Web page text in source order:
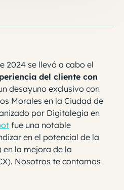
2024 se llevó a cabo el
del cliente con
desayuno exclusivo con
Morales en la Ciudad de
por Digitalegia en
fue una notable
en el potencial de la
la mejora de la
Nosotros te contamos